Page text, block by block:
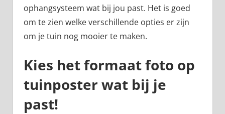
ophangsysteem wat bij jou past. Het is goed
om te zien welke verschillende opties er zijn
om je tuin nog mooier te maken.
Kies het formaat foto op
tuinposter wat bij je
past!